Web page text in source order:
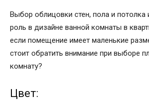
Выбор облицовки стен, пола и потолка
роль в дизайне ванной комнаты в
если помещение имеет маленькие
стоит обратить внимание при выборе
комнату?
Цвет: